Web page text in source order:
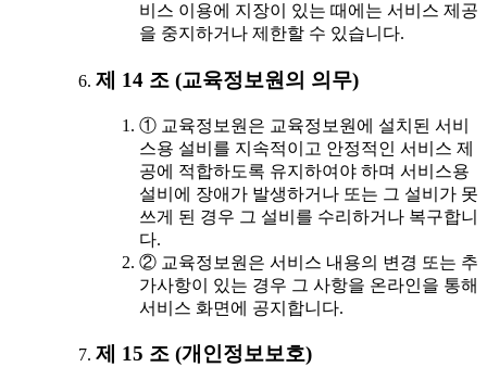
비스 이용에 지장이 있는 때에는 서비스 제공
을 중지하거나 제한할 수 있습니다.
제 14 조 (교육정보원의 의무)
① 교육정보원은 교육정보원에 설치된 서비
스용 설비를 지속적이고 안정적인 서비스 제
공에 적합하도록 유지하여야 하며 서비스용
설비에 장애가 발생하거나 또는 그 설비가 못
쓰게 된 경우 그 설비를 수리하거나 복구합니
다.
② 교육정보원은 서비스 내용의 변경 또는 추
가사항이 있는 경우 그 사항을 온라인을 통해
서비스 화면에 공지합니다.
제 15 조 (개인정보보호)